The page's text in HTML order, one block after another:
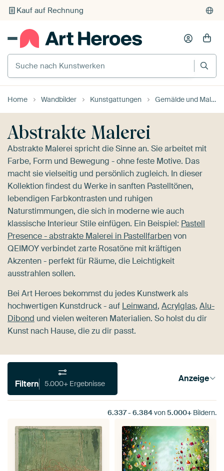
Individueller Druck auf Bestellung
Suche nach Kunstwerken
Home Wandbilder Kunstgattungen Gemälde und Malereien
Abstrakte Malerei
Abstrakte Malerei spricht die Sinne an. Sie arbeitet mit
Farbe, Form und Bewegung - ohne feste Motive. Das
macht sie vielseitig und persönlich zugleich. In dieser
Kollektion findest du Werke in sanften Pastelltönen,
lebendigen Farbkontrasten und ruhigen
Naturstimmungen, die sich in moderne wie auch
klassische Interieur Stile einfügen. Ein Beispiel: Pastell
Presence - abstrakte Malerei in Pastellfarbenvon
QEIMOY verbindet zarte Rosatöne mit kräftigen
Akzenten - perfekt für Räume, die Leichtigkeit
ausstrahlen sollen.
Bei Art Heroes bekommst du jedes Kunstwerk als
hochwertigen Kunstdruck - auf Leinwand, Acrylglas, Alu-
Dibond und vielen weiteren Materialien. So holst du dir
Kunst nach Hause, die zu dir passt.
Filtern 5.000+ Ergebnisse Anzeige
6.337- 6.384von5.000+ Bildern.